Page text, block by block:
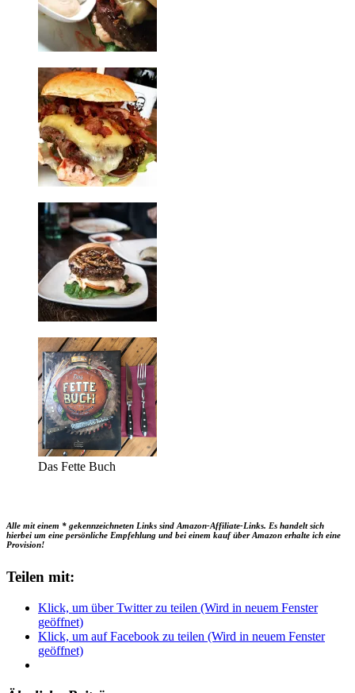
Das Fette Buch
Alle mit einem * gekennzeichneten Links sind Amazon-Affiliate-Links. Es handelt sich
hierbei um eine persönliche Empfehlung und bei einem kauf über Amazon erhalte ich eine
Provision!
Teilen mit:
Klick, um über Twitter zu teilen (Wird in neuem Fenster
geöffnet)
Klick, um auf Facebook zu teilen (Wird in neuem Fenster
geöffnet)